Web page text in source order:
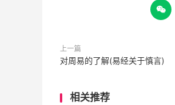

上一篇
对周易的了解(易经关于慎言)
相关推荐